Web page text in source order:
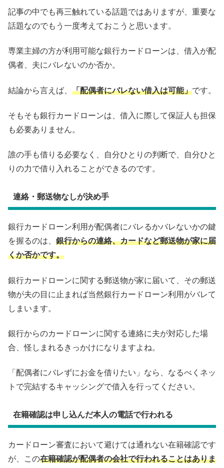
記事の中でも再三触れている話題ではありますが、重要な
話題なのでもう一度考えておこうと思います。
専業主婦の方が利用可能な銀行カードローンは、借入が配
偶者、夫にバレないのか否か。
結論から言えば、 「配偶者にバレない借入は可能」です。
そもそも銀行カードローンは、借入に際して保証人も担保
も必要ありません。
誰の手も借りる必要なく、自分ひとりの判断で、自分ひと
りの力で借り入れることができるのです。
連絡・郵送物なしが決め手
銀行カードローン利用が配偶者にバレるかバレないかの鍵
を握るのは、 銀行からの連絡、カードなど郵送物が家に届
くか否かです。
銀行カードローンに関する郵送物が家に届いて、その郵送
物が夫の目に止まれば当然銀行カードローン利用がバレて
しまいます。
銀行からのカードローンに関する連絡に夫が対応した場
合、怪しまれるきっかけになりますよね。
「配偶者にバレずにお金を借りたい」なら、なるべくネッ
トで完結するキャッシングで借入を行ってください。
在籍確認は申し込んだ本人の電話で行われる
カードローン審査において避けては通れない在籍確認です
が、この在籍確認が配偶者の会社で行われることはありま